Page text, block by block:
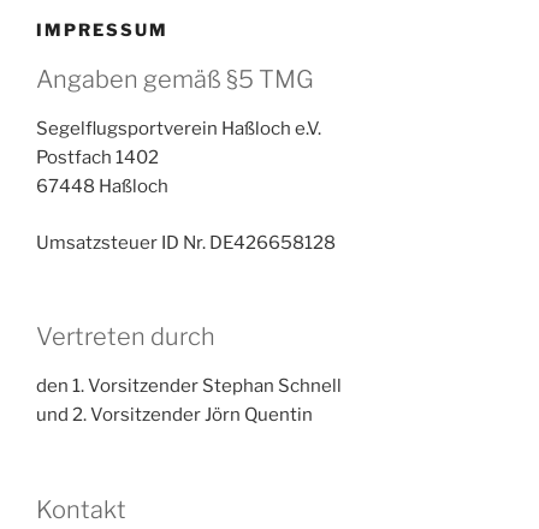
IMPRESSUM
Angaben gemäß §5 TMG
Segelflugsportverein Haßloch e.V.
Postfach 1402
67448 Haßloch
Umsatzsteuer ID Nr. DE426658128
Vertreten durch
den 1. Vorsitzender Stephan Schnell
und 2. Vorsitzender Jörn Quentin
Kontakt